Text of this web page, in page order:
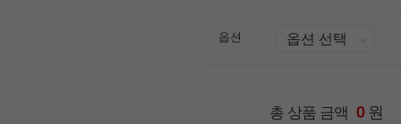
옵션
총 상품 금액 0원